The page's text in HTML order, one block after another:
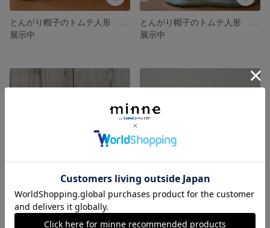
展示中
展示中
りんごとりんごちゃんのピンクッション♪
展示中
羊毛フェルトのがまぐち財布（ブラウン＊5ドット）♪
展示中